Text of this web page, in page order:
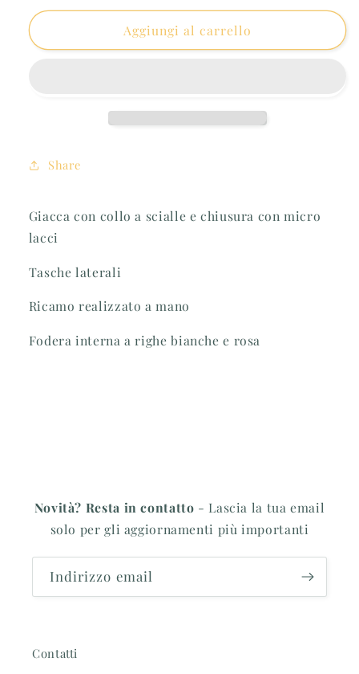
per
di
per
Giacca
di
Aggiungi al carrello
Share
Giacca con collo a scialle e chiusura con micro
lacci
Tasche laterali
Ricamo realizzato a mano
Fodera interna a righe bianche e rosa
Novità? Resta in contatto - Lascia la tua email
solo per gli aggiornamenti più importanti
Indirizzo email
Contatti